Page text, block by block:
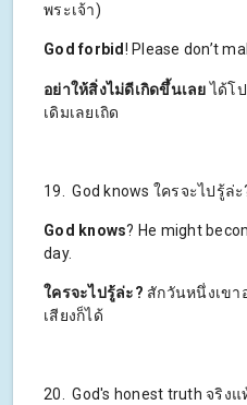
พระเจ้า)
God forbid ! Please don’t
อย่าให้สิ่งไม่ดีเกิดขึ้นเลยได้โ
เดิมเลยเถิด
19. God knows ใครจะไปรู้ล่ะ
God knows? He might
day.
ใครจะไปรู้ล่ะ? สักวันหนึ่งเขา
เสียงก็ได้
20. God's honest truth จริง